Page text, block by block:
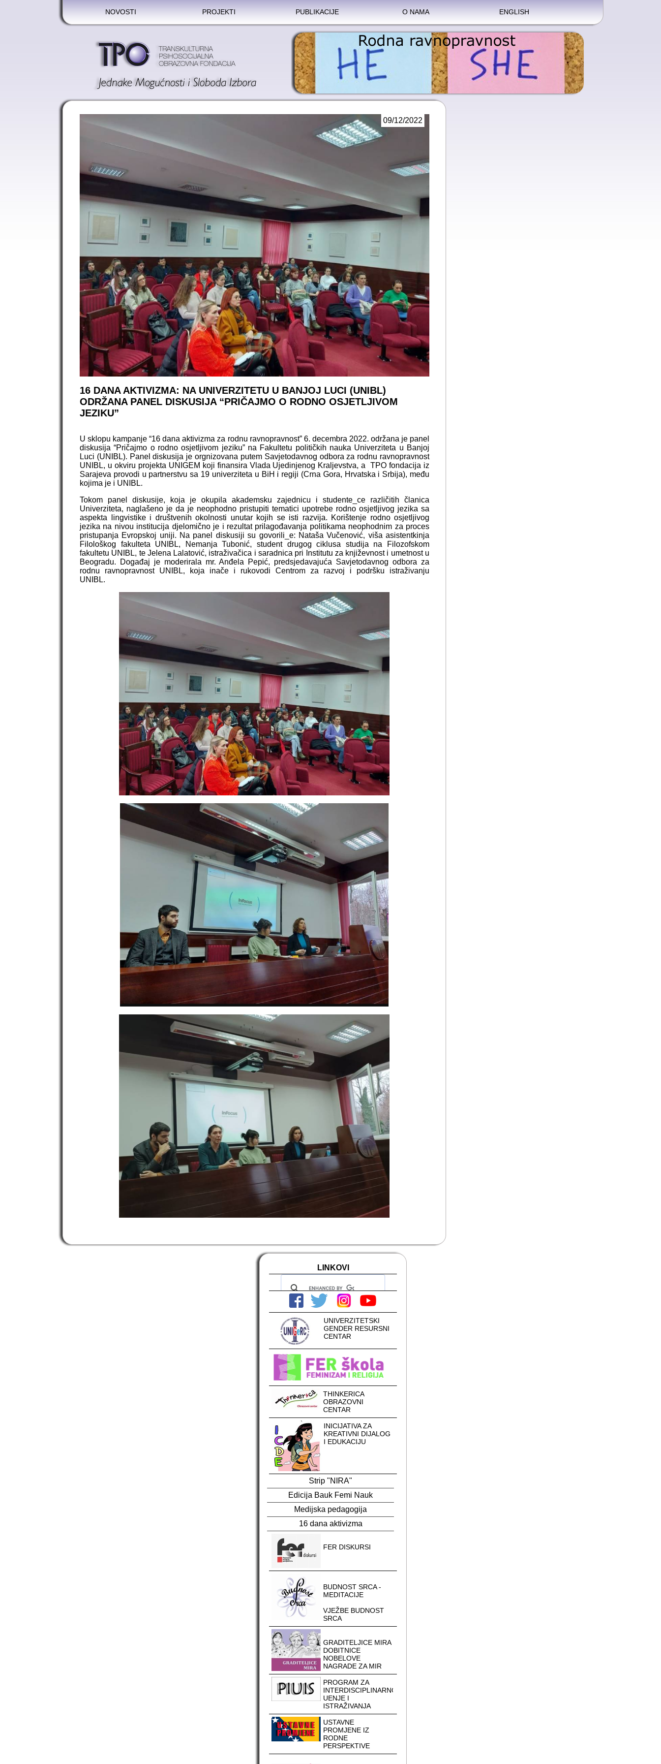
NOVOSTI PROJEKTI PUBLIKACIJE O NAMA ENGLISH
09/12/2022
16 DANA AKTIVIZMA: NA UNIVERZITETU U BANJOJ LUCI (UNIBL)
ODRŽANA PANEL DISKUSIJA “PRIČAJMO O RODNO OSJETLJIVOM
JEZIKU”
U sklopu kampanje “16 dana aktivizma za rodnu ravnopravnost” 6. decembra 2022. održana je panel
diskusija “Pričajmo o rodno osjetljivom jeziku” na Fakultetu političkih nauka Univerziteta u Banjoj
Luci (UNIBL). Panel diskusija je orgnizovana putem Savjetodavnog odbora za rodnu ravnopravnost
UNIBL, u okviru projekta UNIGEM koji finansira Vlada Ujedinjenog Kraljevstva, a TPO fondacija iz
Sarajeva provodi u partnerstvu sa 19 univerziteta u BiH i regiji (Crna Gora, Hrvatska i Srbija), među
kojima je i UNIBL.
Tokom panel diskusije, koja je okupila akademsku zajednicu i studente_ce različitih članica
Univerziteta, naglašeno je da je neophodno pristupiti tematici upotrebe rodno osjetljivog jezika sa
aspekta lingvistike i društvenih okolnosti unutar kojih se isti razvija. Korištenje rodno osjetljivog
jezika na nivou institucija djelomično je i rezultat prilagođavanja politikama neophodnim za proces
pristupanja Evropskoj uniji. Na panel diskusiji su govorili_e: Nataša Vučenović, viša asistentkinja
Filološkog fakulteta UNIBL, Nemanja Tubonić, student drugog ciklusa studija na Filozofskom
fakultetu UNIBL, te Jelena Lalatović, istraživačica i saradnica pri Institutu za književnost i umetnost u
Beogradu. Događaj je moderirala mr. Anđela Pepić, predsjedavajuća Savjetodavnog odbora za
rodnu ravnopravnost UNIBL, koja inače i rukovodi Centrom za razvoj i podršku istraživanju
UNIBL.